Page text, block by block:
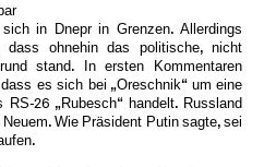
in Dnepr in Grenzen. Allerdings
dass ohnehin das politische, nicht
stand. In ersten Kommentaren
es sich bei „Oreschnik“ um eine
26 „Rubesch“ handelt. Russland
Wie Präsident Putin sagte, sei